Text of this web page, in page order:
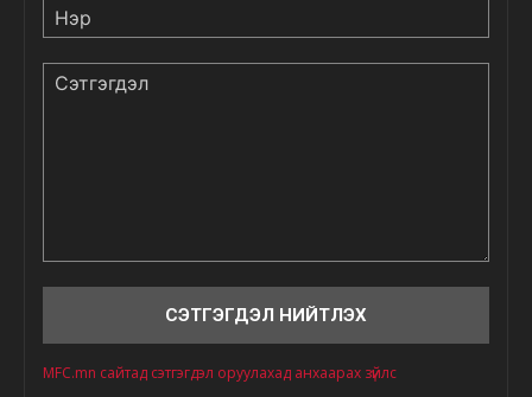
MFC.mn сайтад сэтгэгдэл оруулахад анхаарах зүйлс